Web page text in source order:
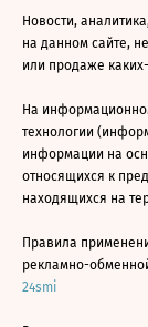
Новости,
на данном сайте,
или продаже
На
технологии
информации на
относящихся к
находящихся на
Правила
рекламно-
24smi